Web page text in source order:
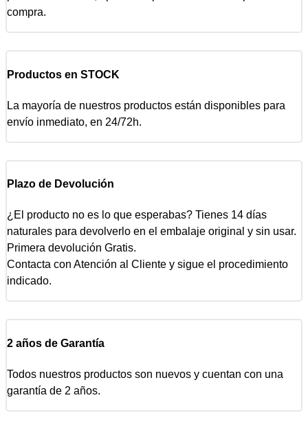
compra.
Productos en STOCK
La mayoría de nuestros productos están disponibles para
envío inmediato, en 24/72h.
Plazo de Devolución
¿El producto no es lo que esperabas? Tienes 14 días
naturales para devolverlo en el embalaje original y sin usar.
Primera devolución Gratis.
Contacta con Atención al Cliente y sigue el procedimiento
indicado.
2 años de Garantía
Todos nuestros productos son nuevos y cuentan con una
garantía de 2 años.